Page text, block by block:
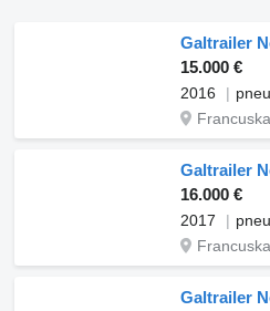
Galtrailer
15.000 €
2016
Galtrailer
16.000 €
2017
Galtrailer